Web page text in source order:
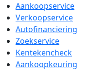
Aankoopservice
Verkoopservice
Autofinanciering
Zoekservice
Kentekencheck
Aankoopkeuring